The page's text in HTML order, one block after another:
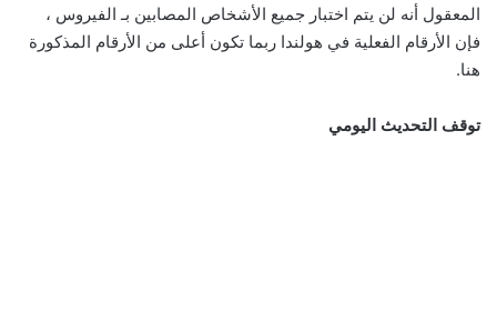
المعقول أنه لن يتم اختبار جميع الأشخاص المصابين بـ الفيروس ،
فإن الأرقام الفعلية في هولندا ربما تكون أعلى من الأرقام المذكورة
هنا.
توقف التحديث اليومي